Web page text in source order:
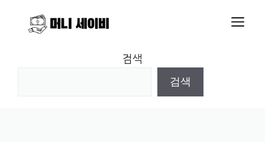
검색
검색